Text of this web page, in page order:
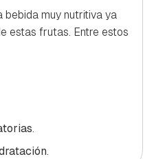
bebida muy nutritiva ya
estas frutas. Entre estos
.
.